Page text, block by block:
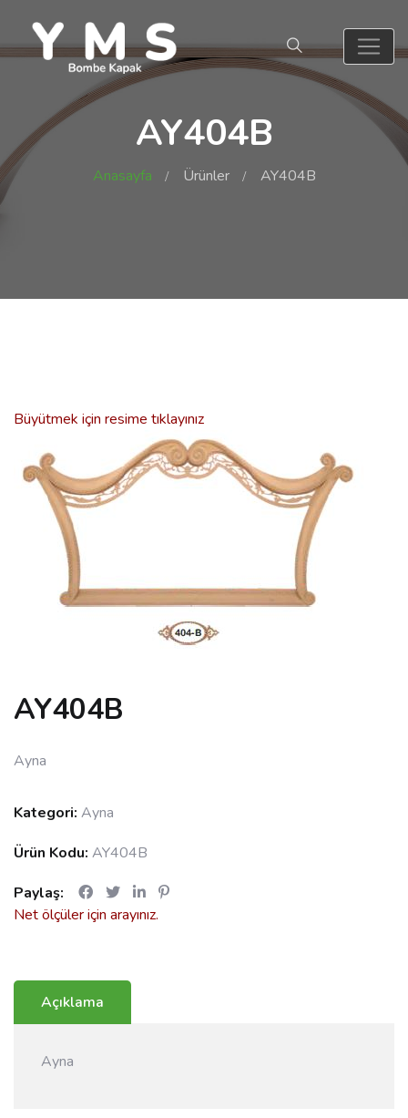
AY404B
Anasayfa Ürünler AY404B
Büyütmek için resime tıklayınız
AY404B
Ayna
Kategori: Ayna
Ürün Kodu: AY404B
Paylaş:
Net ölçüler için arayınız.
Açıklama
Ayna